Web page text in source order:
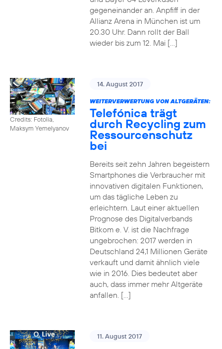
gegeneinander an. Anpfiff in der
Allianz Arena in München ist um
20.30 Uhr. Dann rollt der Ball
wieder bis zum 12. Mai […]
Credits: Fotolia,
Maksym Yemelyanov
14. August 2017
WEITERVERWERTUNG VON ALTGERÄTEN:
Telefónica trägt
durch Recycling zum
Ressourcenschutz
bei
Bereits seit zehn Jahren begeistern
Smartphones die Verbraucher mit
innovativen digitalen Funktionen,
um das tägliche Leben zu
erleichtern. Laut einer aktuellen
Prognose des Digitalverbands
Bitkom e. V. ist die Nachfrage
ungebrochen: 2017 werden in
Deutschland 24,1 Millionen Geräte
verkauft und damit ähnlich viele
wie in 2016. Dies bedeutet aber
auch, dass immer mehr Altgeräte
anfallen. […]
11. August 2017